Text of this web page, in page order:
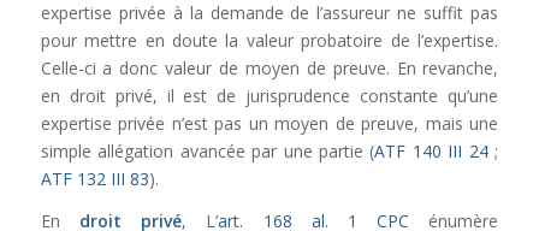
expertise privée à la demande de l’assureur ne suffit pas
pour mettre en doute la valeur probatoire de l’expertise.
Celle-ci a donc valeur de moyen de preuve. En revanche,
en droit privé, il est de jurisprudence constante qu’une
expertise privée n’est pas un moyen de preuve, mais une
simple allégation avancée par une partie (ATF 140 III 24;
ATF 132 III 83).
En droit privé, L’art. 168 al. 1 CPC énumère